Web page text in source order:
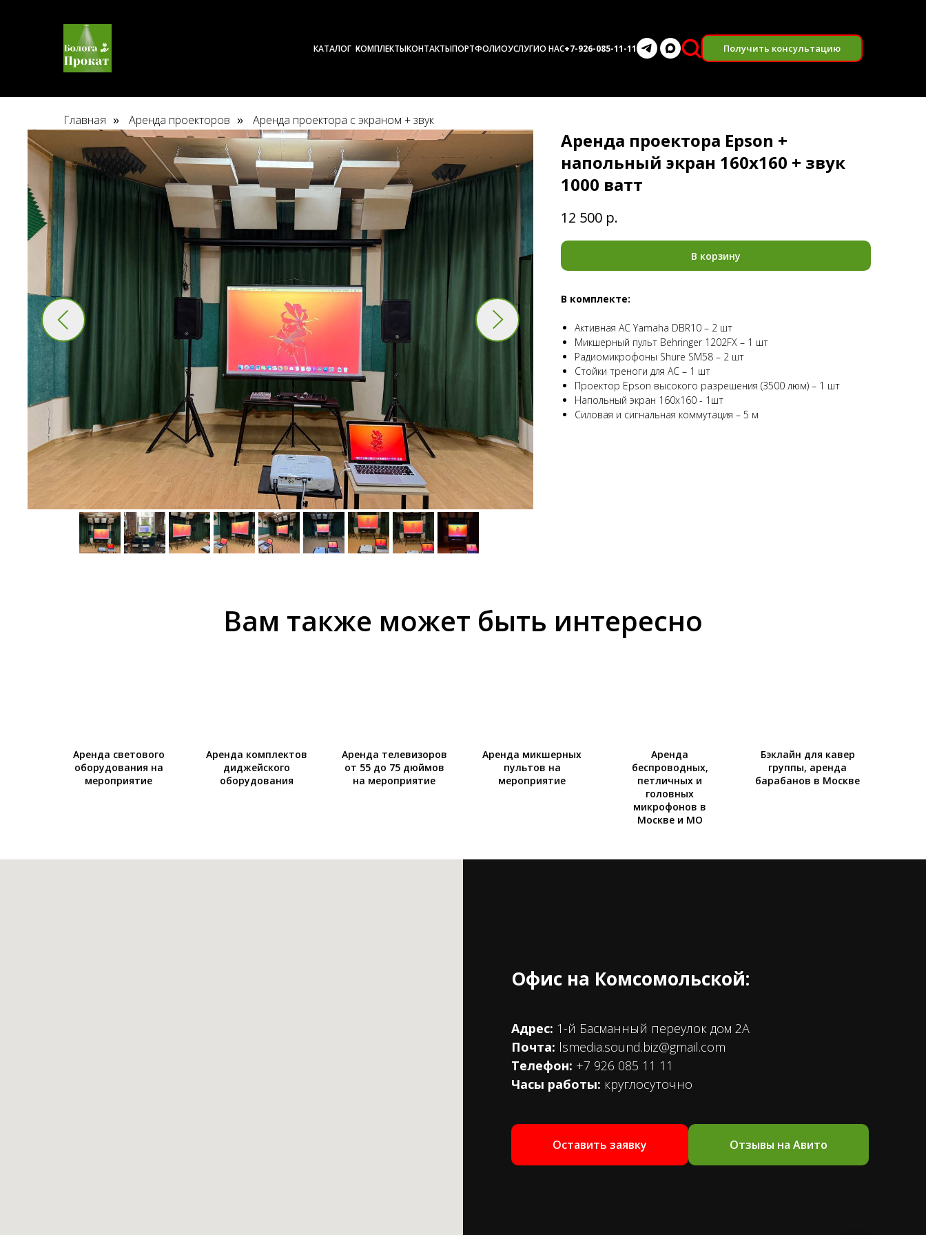
КАТАЛОГ КОМПЛЕКТЫКОНТАКТЫПОРТФОЛИОУСЛУГИО НАС+7-926-085-11-11 Получить консультацию
Главная » Аренда проекторов » Аренда проектора с экраном + звук
Аренда проектора Epson +
напольный экран 160х160 + звук
1000 ватт
12 500 р.
В корзину
В комплекте:
Активная АС Yamaha DBR10 – 2 шт
Микшерный пульт Behringer 1202FX – 1 шт
Радиомикрофоны Shure SM58 – 2 шт
Стойки треноги для АС – 1 шт
Проектор Epson высокого разрешения (3500 люм) – 1 шт
Напольный экран 160x160 - 1шт
Силовая и сигнальная коммутация – 5 м
Вам также может быть интересно
Аренда светового
оборудования на
мероприятие
Аренда комплектов
диджейского
оборудования
Аренда телевизоров
от 55 до 75 дюймов
на мероприятие
Аренда микшерных
пультов на
мероприятие
Аренда
беспроводных,
петличных и
головных
микрофонов в
Москве и МО
Бэклайн для кавер
группы, аренда
барабанов в Москве
Офис на Комсомольской:
Адрес: 1-й Басманный переулок дом 2А
Почта: lsmedia.sound.biz@gmail.com
Телефон: +7 926 085 11 11
Часы работы: круглосуточно
Оставить заявку Отзывы на Авито